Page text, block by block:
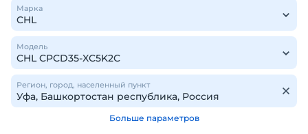
Марка
Модель
Регион, город, населенный пункт
Больше параметров